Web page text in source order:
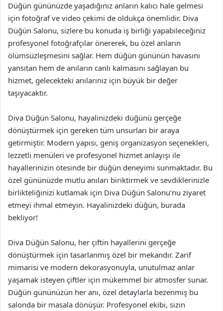
Düğün gününüzde yaşadığınız anların kalıcı hale gelmesi
için fotoğraf ve video çekimi de oldukça önemlidir. Diva
Düğün Salonu, sizlere bu konuda iş birliği yapabileceğiniz
profesyonel fotoğrafçılar önererek, bu özel anların
ölümsüzleşmesini sağlar. Hem düğün gününün havasını
yansıtan hem de anıların canlı kalmasını sağlayan bu
hizmet, gelecekteki anılarınız için büyük bir değer
taşıyacaktır.
Diva Düğün Salonu, hayalinizdeki düğünü gerçeğe
dönüştürmek için gereken tüm unsurları bir araya
getirmiştir. Modern yapısı, geniş organizasyon seçenekleri,
lezzetli menüleri ve profesyonel hizmet anlayışı ile
hayallerinizin ötesinde bir düğün deneyimi sunmaktadır. Bu
özel gününüzde mutlu anıları biriktirmek ve sevdiklerinizle
birlikteliğinizi kutlamak için Diva Düğün Salonu’nu ziyaret
etmeyi ihmal etmeyin. Hayalinizdeki düğün, burada
bekliyor!
Diva Düğün Salonu, her çiftin hayallerini gerçeğe
dönüştürmek için tasarlanmış özel bir mekandır. Zarif
mimarisi ve modern dekorasyonuyla, unutulmaz anlar
yaşamak isteyen çiftler için mükemmel bir atmosfer sunar.
Düğün gününüzün her anı, özel detaylarla bezenmiş bu
salonda bir masala dönüşür. Profesyonel ekibi, sizin